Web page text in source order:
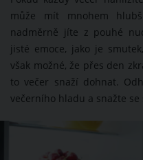
může mít mnohem
nadměrně jíte z pouhé
jisté emoce, jako je
však možné, že přes den
to večer snaží dohnat.
večerního hladu a snažte se